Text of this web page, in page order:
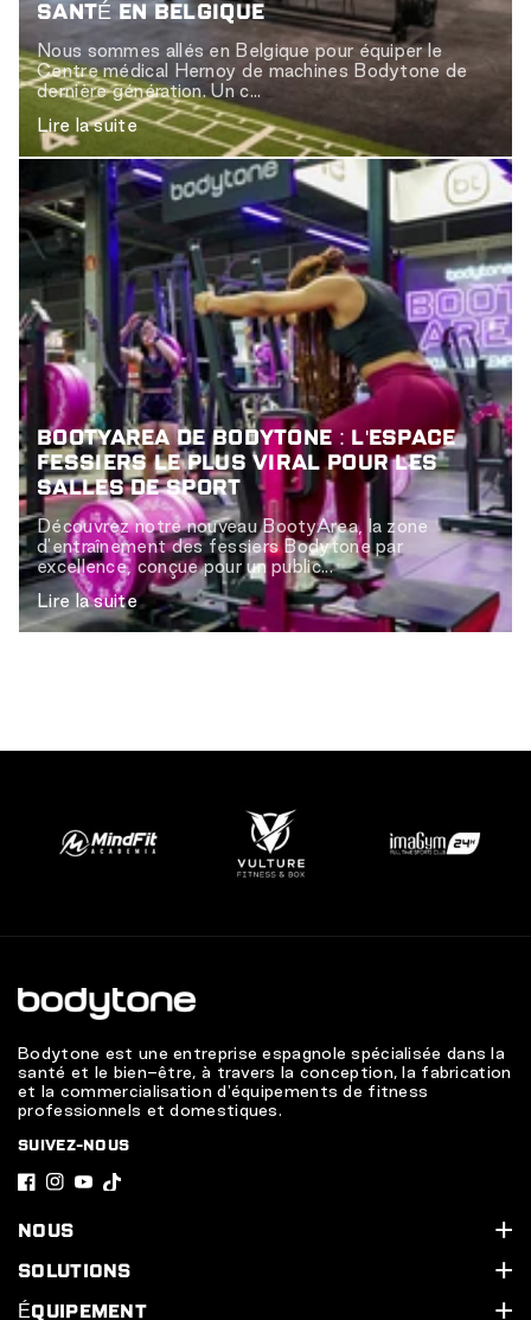
SANTÉ EN BELGIQUE
Nous sommes allés en Belgique pour équiper le
Centre médical Hernoy de machines Bodytone de
dernière génération. Un c...
Lire la suite
BOOTYAREA DE BODYTONE : L'ESPACE
FESSIERS LE PLUS VIRAL POUR LES
SALLES DE SPORT
Découvrez notre nouveau BootyArea, la zone
d'entraînement des fessiers Bodytone par
excellence, conçue pour un public...
Lire la suite
Bodytone est une entreprise espagnole spécialisée dans la
santé et le bien-être, à travers la conception, la fabrication
et la commercialisation d'équipements de fitness
professionnels et domestiques.
SUIVEZ-NOUS
F
a
c
e
I
n
s
u
T
k
NOUS
Qui sommes-nous ?
Assistance technique
SOLUTIONS
Nos services
ÉQUIPEMENT